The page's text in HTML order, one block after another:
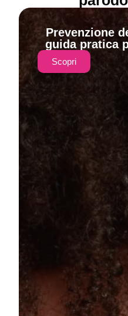
Prevenzione
guida pratica
Scopri